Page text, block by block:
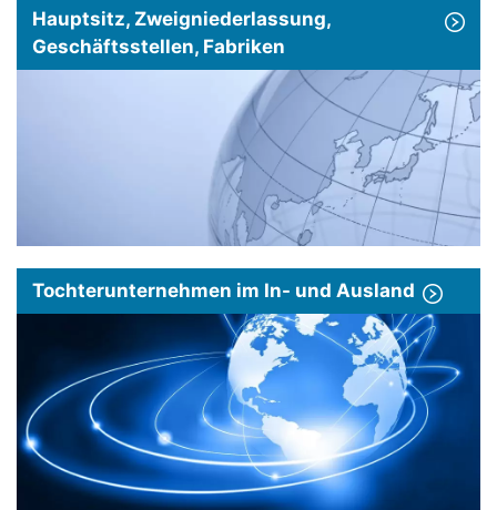
Hauptsitz, Zweigniederlassung,
Geschäftsstellen, Fabriken
Tochterunternehmen im In- und Ausland